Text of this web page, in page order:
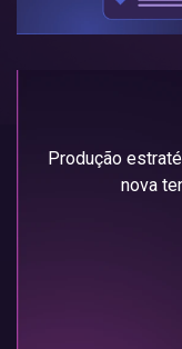
Produção
nova